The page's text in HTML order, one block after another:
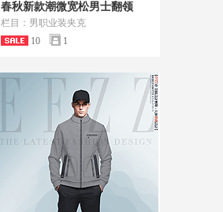
春秋新款潮微宽松男士翻领
栏目：男职业装夹克
10
1